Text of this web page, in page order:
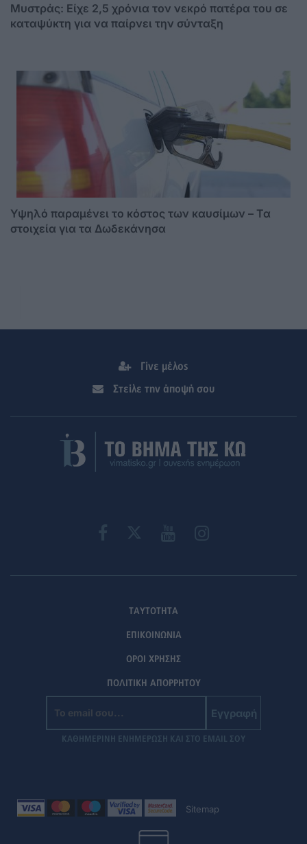
Μυστράς: Είχε 2,5 χρόνια τον νεκρό πατέρα του σε
καταψύκτη για να παίρνει την σύνταξη
Υψηλό παραμένει το κόστος των καυσίμων – Τα
στοιχεία για τα Δωδεκάνησα
Γίνε μέλος
Στείλε την άποψή σου
ΤΑΥΤΟΤΗΤΑ
ΕΠΙΚΟΙΝΩΝΙΑ
ΟΡΟΙ ΧΡΗΣΗΣ
ΠΟΛΙΤΙΚΗ ΑΠΟΡΡΗΤΟΥ
Εγγραφή
ΚΑΘΗΜΕΡΙΝΗ ΕΝΗΜΕΡΩΣΗ ΚΑΙ ΣΤΟ EMAIL ΣΟΥ
Sitemap